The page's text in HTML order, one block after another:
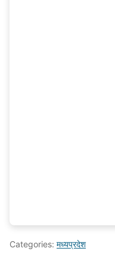
Categories: मध्यप्रदेश